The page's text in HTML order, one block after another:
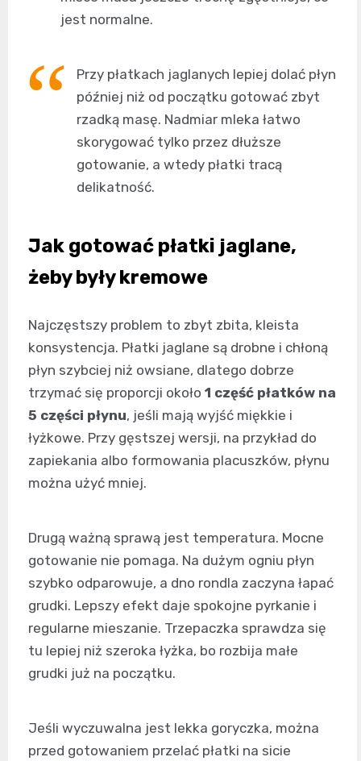
jest normalne.
Przy płatkach jaglanych lepiej dolać płyn
później niż od początku gotować zbyt
rzadką masę. Nadmiar mleka łatwo
skorygować tylko przez dłuższe
gotowanie, a wtedy płatki tracą
delikatność.
Jak gotować płatki jaglane,
żeby były kremowe
Najczęstszy problem to zbyt zbita, kleista
konsystencja. Płatki jaglane są drobne i chłoną
płyn szybciej niż owsiane, dlatego dobrze
trzymać się proporcji około 1 część płatków na
5 części płynu, jeśli mają wyjść miękkie i
łyżkowe. Przy gęstszej wersji, na przykład do
zapiekania albo formowania placuszków, płynu
można użyć mniej.
Drugą ważną sprawą jest temperatura. Mocne
gotowanie nie pomaga. Na dużym ogniu płyn
szybko odparowuje, a dno rondla zaczyna łapać
grudki. Lepszy efekt daje spokojne pyrkanie i
regularne mieszanie. Trzepaczka sprawdza się
tu lepiej niż szeroka łyżka, bo rozbija małe
grudki już na początku.
Jeśli wyczuwalna jest lekka goryczka, można
przed gotowaniem przelać płatki na sicie